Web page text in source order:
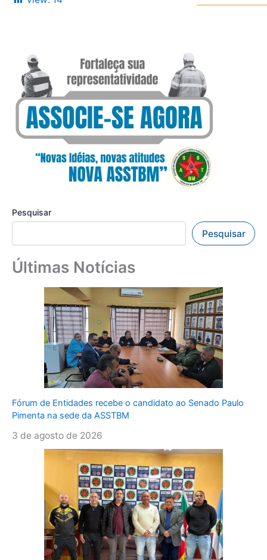
Pesquisar
Pesquisar
Últimas Notícias
Fórum de Entidades recebe o candidato ao Senado Paulo
Pimenta na sede da ASSTBM
3 de agosto de 2026